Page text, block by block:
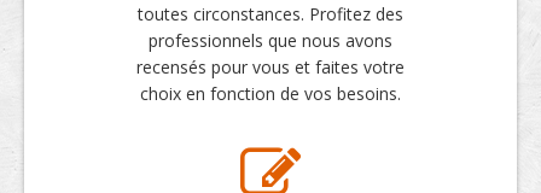
toutes circonstances. Profitez des
professionnels que nous avons
recensés pour vous et faites votre
choix en fonction de vos besoins.